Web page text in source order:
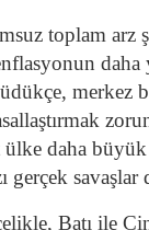
toplam arz
daha
merkez
daha büyük
gerçek
Batı ile